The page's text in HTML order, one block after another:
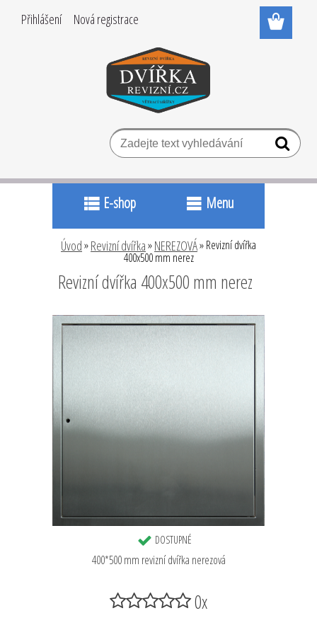
Přihlášení Nová registrace
E-shop Menu
Úvod»Revizní dvířka»NEREZOVÁ»Revizní dvířka
400x500 mm nerez
Revizní dvířka 400x500 mm nerez
DOSTUPNÉ
400*500 mm revizní dvířka nerezová
0x